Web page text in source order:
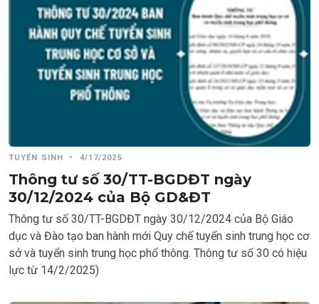
TUYỂN SINH • 4/17/2025
Thông tư số 30/TT-BGDĐT ngày
30/12/2024 của Bộ GD&ĐT
Thông tư số 30/TT-BGDĐT ngày 30/12/2024 của Bộ Giáo
dục và Đào tạo ban hành mới Quy chế tuyển sinh trung học cơ
sở và tuyển sinh trung học phổ thông. Thông tư số 30 có hiệu
lực từ 14/2/2025)